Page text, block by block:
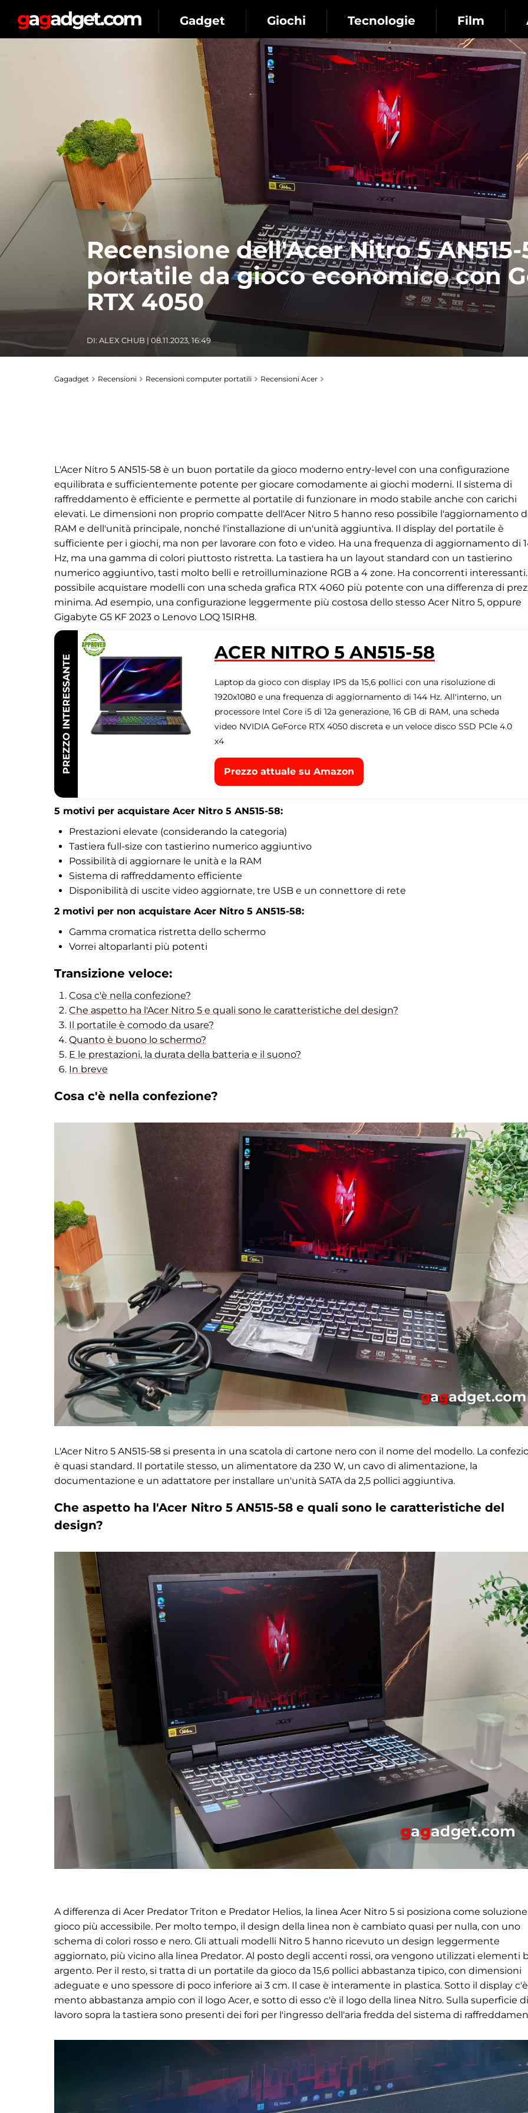
Gadget Giochi Tecnologie Film
Recensione dell'Acer Nitro 5 AN515-
portatile da gioco economico con
RTX 4050
DI: ALEX CHUB | 08.11.2023, 16:49
Gagadget Recensioni Recensioni computer portatili Recensioni Acer
L'Acer Nitro 5 AN515-58 è un buon portatile da gioco moderno entry-level con una configurazione
equilibrata e sufficientemente potente per giocare comodamente ai giochi moderni. Il sistema di
raffreddamento è efficiente e permette al portatile di funzionare in modo stabile anche con carichi
elevati. Le dimensioni non proprio compatte dell'Acer Nitro 5 hanno reso possibile l'aggiornamento
RAM e dell'unità principale, nonché l'installazione di un'unità aggiuntiva. Il display del portatile è
sufficiente per i giochi, ma non per lavorare con foto e video. Ha una frequenza di aggiornamento di
Hz, ma una gamma di colori piuttosto ristretta. La tastiera ha un layout standard con un tastierino
numerico aggiuntivo, tasti molto belli e retroilluminazione RGB a 4 zone. Ha concorrenti
possibile acquistare modelli con una scheda grafica RTX 4060 più potente con una differenza di
minima. Ad esempio, una configurazione leggermente più costosa dello stesso Acer Nitro 5, oppure
Gigabyte G5 KF 2023 o Lenovo LOQ 15IRH8.
PREZZO INTERESSANTE
ACER NITRO 5 AN515-58
Laptop da gioco con display IPS da 15,6 pollici con una risoluzione di
1920x1080 e una frequenza di aggiornamento di 144 Hz. All'interno, un
processore Intel Core i5 di 12a generazione, 16 GB di RAM, una scheda
video NVIDIA GeForce RTX 4050 discreta e un veloce disco SSD PCIe 4.0
x4
Prezzo attuale su Amazon
5 motivi per acquistare Acer Nitro 5 AN515-58:
Prestazioni elevate (considerando la categoria)
Tastiera full-size con tastierino numerico aggiuntivo
Possibilità di aggiornare le unità e la RAM
Sistema di raffreddamento efficiente
Disponibilità di uscite video aggiornate, tre USB e un connettore di rete
2 motivi per non acquistare Acer Nitro 5 AN515-58:
Gamma cromatica ristretta dello schermo
Vorrei altoparlanti più potenti
Transizione veloce:
Cosa c'è nella confezione?
Che aspetto ha l'Acer Nitro 5 e quali sono le caratteristiche del design?
Il portatile è comodo da usare?
Quanto è buono lo schermo?
E le prestazioni, la durata della batteria e il suono?
In breve
Cosa c'è nella confezione?
L'Acer Nitro 5 AN515-58 si presenta in una scatola di cartone nero con il nome del modello. La
è quasi standard. Il portatile stesso, un alimentatore da 230 W, un cavo di alimentazione, la
documentazione e un adattatore per installare un'unità SATA da 2,5 pollici aggiuntiva.
Che aspetto ha l'Acer Nitro 5 AN515-58 e quali sono le caratteristiche del
design?
A differenza di Acer Predator Triton e Predator Helios, la linea Acer Nitro 5 si posiziona come
gioco più accessibile. Per molto tempo, il design della linea non è cambiato quasi per nulla, con uno
schema di colori rosso e nero. Gli attuali modelli Nitro 5 hanno ricevuto un design leggermente
aggiornato, più vicino alla linea Predator. Al posto degli accenti rossi, ora vengono utilizzati elementi
argento. Per il resto, si tratta di un portatile da gioco da 15,6 pollici abbastanza tipico, con dimensioni
adeguate e uno spessore di poco inferiore ai 3 cm. Il case è interamente in plastica. Sotto il display
mento abbastanza ampio con il logo Acer, e sotto di esso c'è il logo della linea Nitro. Sulla superficie di
lavoro sopra la tastiera sono presenti dei fori per l'ingresso dell'aria fredda del sistema di